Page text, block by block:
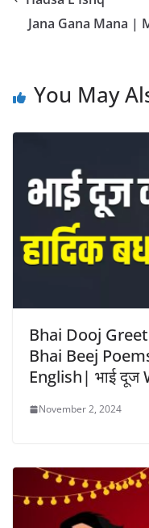
Jana Gana Mana |
You May
Bhai Dooj
Bhai Beej
English| भाई दूज
November 2, 2024